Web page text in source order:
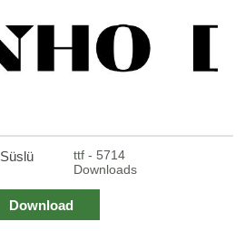
Süslü
ttf - 5714
Downloads
Download